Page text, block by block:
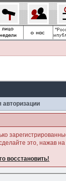
это, нажав
восстановить!